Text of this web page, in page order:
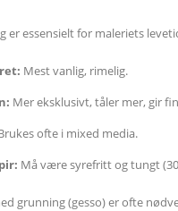
er essensielt for maleriets
Mest vanlig, rimelig.
Mer eksklusivt, tåler mer, gir
ofte i mixed media.
Må være syrefritt og tungt
grunning (gesso) er ofte